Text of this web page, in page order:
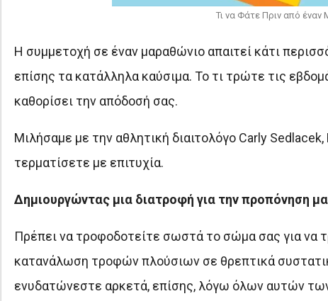
Τι να Φάτε Πριν από έναν
Η συμμετοχή σε έναν μαραθώνιο απαιτεί κάτι
επίσης τα κατάλληλα καύσιμα. Το τι τρώτε τις
καθορίσει την απόδοσή σας.
Μιλήσαμε με την αθλητική διαιτολόγο Carly
τερματίσετε με επιτυχία.
Δημιουργώντας μια διατροφή για την προπόνηση
Πρέπει να τροφοδοτείτε σωστά το σώμα σας για να
κατανάλωση τροφών πλούσιων σε θρεπτικά
ενυδατώνεστε αρκετά, επίσης, λόγω όλων αυτών